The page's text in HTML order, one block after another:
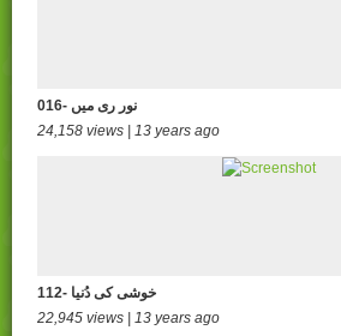
016- نور ری میں
24,158 views | 13 years ago
112- خوشی کی دُنیا
22,945 views | 13 years ago